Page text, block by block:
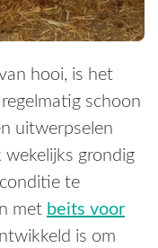
hooi, is het
schoon
uitwerpselen
grondig
te
met beits voor
is om